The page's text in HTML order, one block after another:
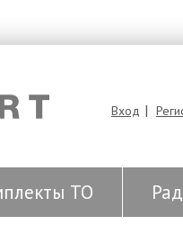
Вход |
ТО